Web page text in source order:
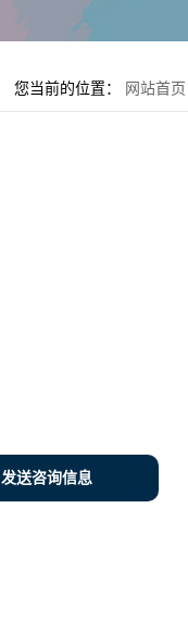
您当前的位置： 网站首页
发送咨询信息